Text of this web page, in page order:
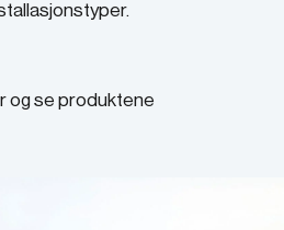
og se produktene